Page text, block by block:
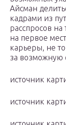
Айсман
кадрами из
расспросов
на первое
карьеры, не
за возможную
источник
источник